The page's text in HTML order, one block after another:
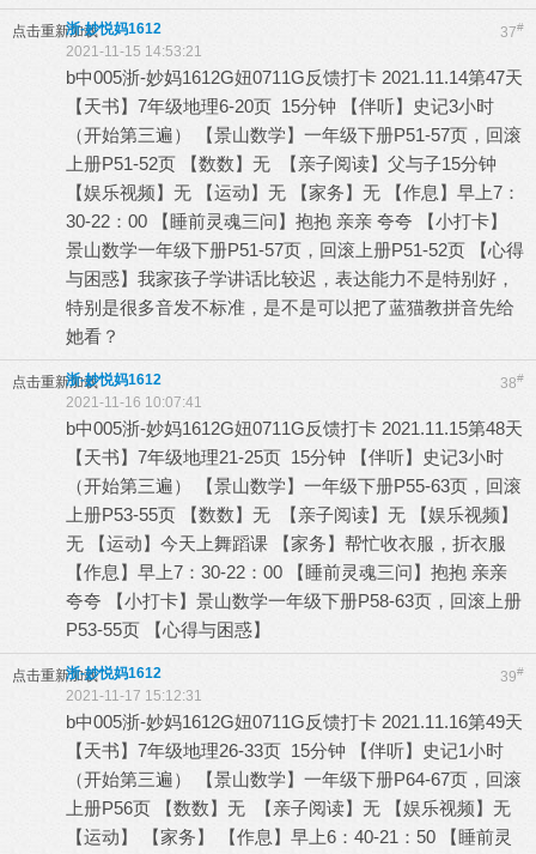
点击重新加载 37#
浙-妙悦妈1612
2021-11-15 14:53:21
b中005浙-妙妈1612G妞0711G反馈打卡 2021.11.14第47天
【天书】7年级地理6-20页 15分钟 【伴听】史记3小时
（开始第三遍） 【景山数学】一年级下册P51-57页，回滚
上册P51-52页 【数数】无 【亲子阅读】父与子15分钟
【娱乐视频】无 【运动】无 【家务】无 【作息】早上7：
30-22：00 【睡前灵魂三问】抱抱 亲亲 夸夸 【小打卡】
景山数学一年级下册P51-57页，回滚上册P51-52页 【心得
与困惑】我家孩子学讲话比较迟，表达能力不是特别好，
特别是很多音发不标准，是不是可以把了蓝猫教拼音先给
她看？
点击重新加载 38#
浙-妙悦妈1612
2021-11-16 10:07:41
b中005浙-妙妈1612G妞0711G反馈打卡 2021.11.15第48天
【天书】7年级地理21-25页 15分钟 【伴听】史记3小时
（开始第三遍） 【景山数学】一年级下册P55-63页，回滚
上册P53-55页 【数数】无 【亲子阅读】无 【娱乐视频】
无 【运动】今天上舞蹈课 【家务】帮忙收衣服，折衣服
【作息】早上7：30-22：00 【睡前灵魂三问】抱抱 亲亲
夸夸 【小打卡】景山数学一年级下册P58-63页，回滚上册
P53-55页 【心得与困惑】
点击重新加载 39#
浙-妙悦妈1612
2021-11-17 15:12:31
b中005浙-妙妈1612G妞0711G反馈打卡 2021.11.16第49天
【天书】7年级地理26-33页 15分钟 【伴听】史记1小时
（开始第三遍） 【景山数学】一年级下册P64-67页，回滚
上册P56页 【数数】无 【亲子阅读】无 【娱乐视频】无
【运动】 【家务】 【作息】早上6：40-21：50 【睡前灵